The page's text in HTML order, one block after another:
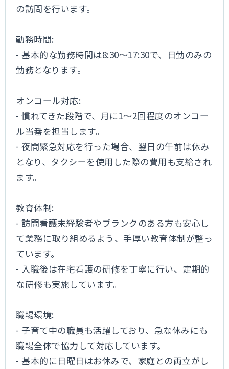
の訪問を行います。
勤務時間:
- 基本的な勤務時間は8:30～17:30で、日勤のみの
勤務となります。
オンコール対応:
- 慣れてきた段階で、月に1～2回程度のオンコー
ル当番を担当します。
- 夜間緊急対応を行った場合、翌日の午前は休み
となり、タクシーを使用した際の費用も支給され
ます。
教育体制:
- 訪問看護未経験者やブランクのある方も安心し
て業務に取り組めるよう、手厚い教育体制が整っ
ています。
- 入職後は在宅看護の研修を丁寧に行い、定期的
な研修も実施しています。
職場環境:
- 子育て中の職員も活躍しており、急な休みにも
職場全体で協力して対応しています。
- 基本的に日曜日はお休みで、家庭との両立がし